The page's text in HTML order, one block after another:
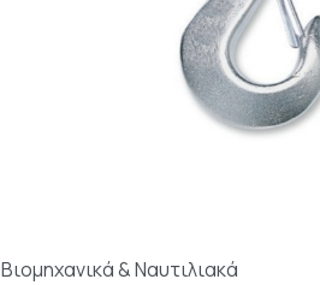
Βιομηχανικά & Ναυτιλιακά